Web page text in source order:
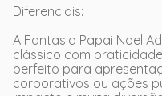
Diferenciais:
A Fantasia Papai Noel
clássico com
perfeito para
corporativos ou ações